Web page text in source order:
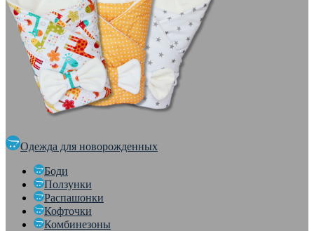
Одежда для новорожденных
Боди
Ползунки
Распашонки
Кофточки
Комбинезоны